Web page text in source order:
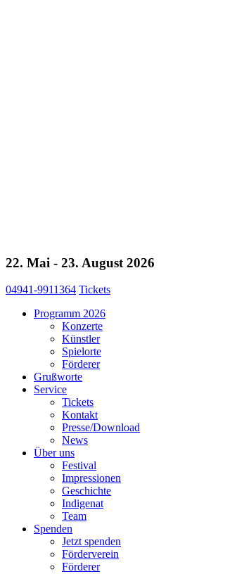
22. Mai - 23. August 2026
04941-9911364 Tickets
Programm 2026
Konzerte
Künstler
Spielorte
Förderer
Grußworte
Service
Tickets
Kontakt
Presse/Download
News
Über uns
Festival
Impressionen
Geschichte
Indigenat
Team
Spenden
Jetzt spenden
Förderverein
Förderer